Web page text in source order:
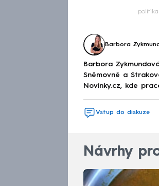
politika
Barbora
Barbora
Sněmovně a
Novinky.cz, kde
Vstup do diskuze
Návrhy